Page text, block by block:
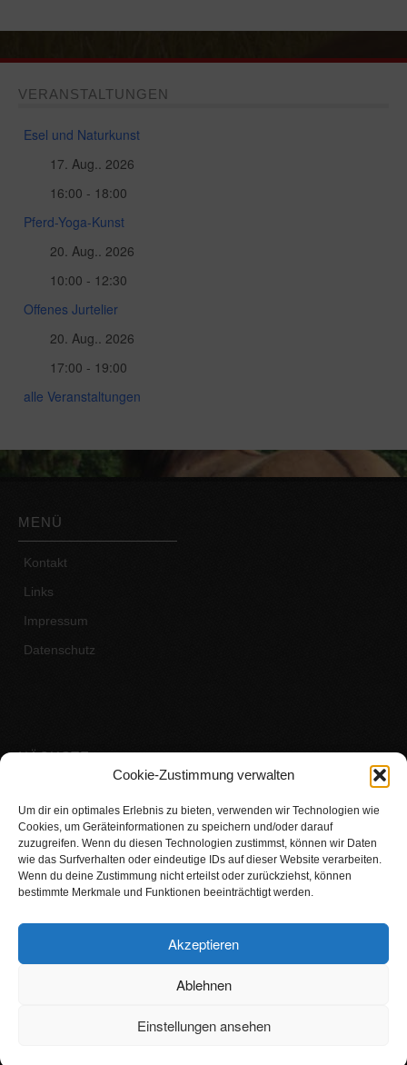
Cookie-Zustimmung verwalten
Um dir ein optimales Erlebnis zu bieten, verwenden wir Technologien wie
Cookies, um Geräteinformationen zu speichern und/oder darauf
zuzugreifen. Wenn du diesen Technologien zustimmst, können wir Daten
wie das Surfverhalten oder eindeutige IDs auf dieser Website verarbeiten.
Wenn du deine Zustimmung nicht erteilst oder zurückziehst, können
bestimmte Merkmale und Funktionen beeinträchtigt werden.
Akzeptieren
Ablehnen
Einstellungen ansehen
VERANSTALTUNGEN
Esel und Naturkunst
17. Aug.. 2026
16:00 - 18:00
Pferd-Yoga-Kunst
20. Aug.. 2026
10:00 - 12:30
Offenes Jurtelier
20. Aug.. 2026
17:00 - 19:00
alle Veranstaltungen
MENÜ
Kontakt
Links
Impressum
Datenschutz
NÄCHSTE
VERANSTALTUNG
Esel und Naturkunst
Impressum
© Urlaub auf dem Landeckhof